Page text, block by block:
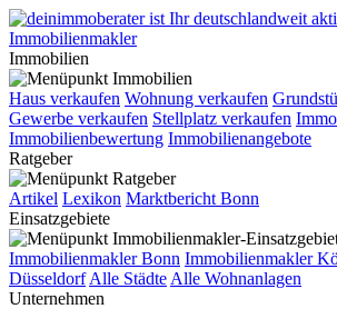
Immobilien
Haus verkaufen Wohnung verkaufen
Gewerbe verkaufen Stellplatz verkaufen
Immobilienbewertung Immobilienangebote
Ratgeber
Artikel Lexikon Marktbericht Bonn
Einsatzgebiete
Immobilienmakler Bonn Immobilienmakler
Düsseldorf Alle Städte Alle Wohnanlagen
Unternehmen